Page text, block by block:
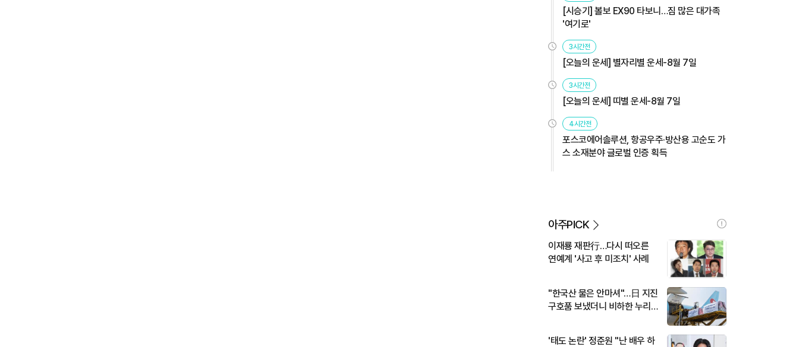
[시승기] 볼보 EX90 타보니…짐 많은 대가족
'여기로'
3시간전
[오늘의 운세] 별자리별 운세-8월 7일
3시간전
[오늘의 운세] 띠별 운세-8월 7일
4시간전
포스코에어솔루션, 항공우주·방산용 고순도 가
스 소재분야 글로벌 인증 획득
아주PICK
이재룡 재판行…다시 떠오른
연예계 '사고 후 미조치' 사례
"한국산 물은 안마셔"…日 지진
구호품 보냈더니 비하한 누리
'태도 논란' 정준원 "난 배우 하